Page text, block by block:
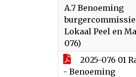
A.7 Benoeming
Lokaal Peel en
076)
2025-076 01
- Benoeming